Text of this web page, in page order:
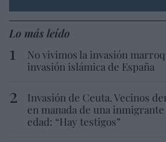
Lo más leído
No vivimos la invasión
invasión islámica de España
Invasión de Ceuta. Vecinos
en manada de una
edad: “Hay testigos”